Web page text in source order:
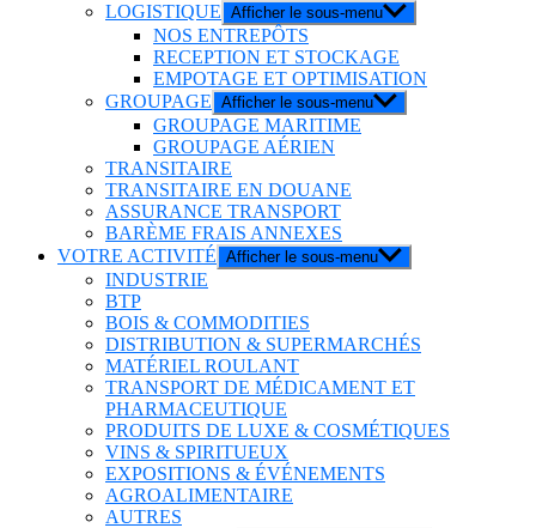
LOGISTIQUE Afficher le sous-menu
NOS ENTREPÔTS
RECEPTION ET STOCKAGE
EMPOTAGE ET OPTIMISATION
GROUPAGE Afficher le sous-menu
GROUPAGE MARITIME
GROUPAGE AÉRIEN
TRANSITAIRE
TRANSITAIRE EN DOUANE
ASSURANCE TRANSPORT
BARÈME FRAIS ANNEXES
VOTRE ACTIVITÉ Afficher le sous-menu
INDUSTRIE
BTP
BOIS & COMMODITIES
DISTRIBUTION & SUPERMARCHÉS
MATÉRIEL ROULANT
TRANSPORT DE MÉDICAMENT ET
PHARMACEUTIQUE
PRODUITS DE LUXE & COSMÉTIQUES
VINS & SPIRITUEUX
EXPOSITIONS & ÉVÉNEMENTS
AGROALIMENTAIRE
AUTRES